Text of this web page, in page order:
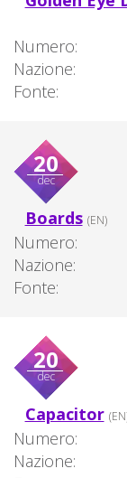
Numero:
Nazione:
Fonte:
20
dec
Boards (EN)
Numero:
Nazione:
Fonte:
20
dec
Capacitor
Numero:
Nazione: